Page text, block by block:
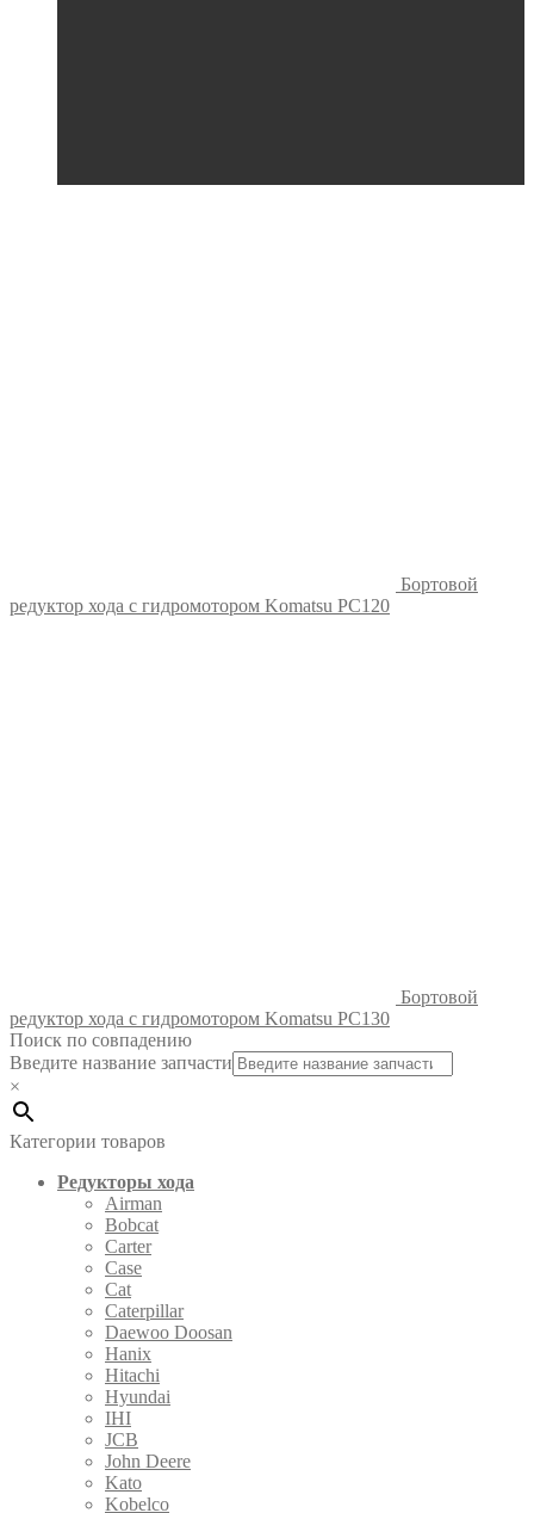
Бортовой
редуктор хода с гидромотором Komatsu PC120
Бортовой
редуктор хода с гидромотором Komatsu PC130
Поиск по совпадению
Введите название запчасти
×
Категории товаров
Редукторы хода
Airman
Bobcat
Carter
Case
Cat
Caterpillar
Daewoo Doosan
Hanix
Hitachi
Hyundai
IHI
JCB
John Deere
Kato
Kobelco